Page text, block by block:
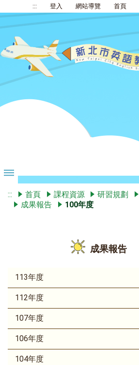
::: 登入 網站導覽 首頁
::: 首頁 課程資源 研習規劃
成果報告
100年度
成果報告
113年度
112年度
107年度
106年度
104年度